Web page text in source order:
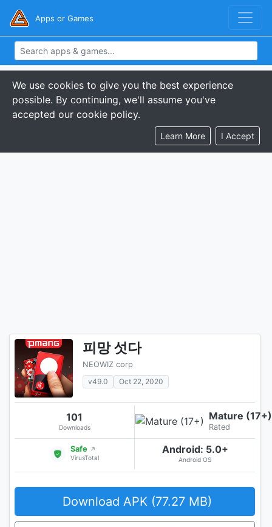
Apps or Games
We use cookies to give you the best experience
possible. By continuing, we'll assume you've
accepted our cookie policy.
Learn More I Accept
피망 섯다
NEOWIZ corp
v49.0
Oct 22, 2020
101
Downloads
Mature (17+)
Rated
Safe ↗
VirusTotal
Android: 5.0+
Android OS
Download APK (77.27 MB)